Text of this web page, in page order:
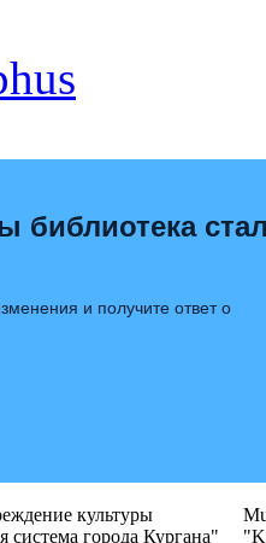
библиотека
и получите ответ о
культуры
города Кургана"